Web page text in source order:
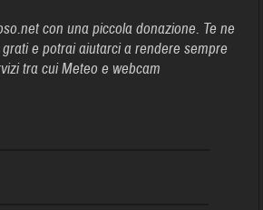
con una piccola donazione. Te ne
e potrai aiutarci a rendere sempre
tra cui Meteo e webcam